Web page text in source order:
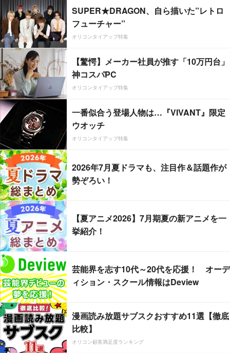
SUPER★DRAGON、自ら描いた”レトロ
フューチャー”
オリコンタイアップ特集
【驚愕】メーカー社員が推す「10万円台」
神コスパPC
オリコンタイアップ特集
一番似合う登場人物は…『VIVANT』限定
ウオッチ
オリコンタイアップ特集
2026年7月夏ドラマも、注目作＆話題作が
勢ぞろい！
【夏アニメ2026】7月期夏の新アニメを一
挙紹介！
芸能界を志す10代～20代を応援！ オーデ
ィション・スクール情報はDeview
漫画読み放題サブスクおすすめ11選【徹底
比較】
オリコン顧客満足度ランキング